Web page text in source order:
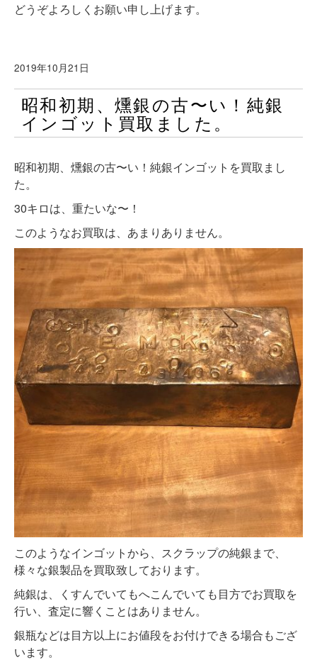
どうぞよろしくお願い申し上げます。
2019年10月21日
昭和初期、燻銀の古〜い！純銀
インゴット買取ました。
昭和初期、燻銀の古〜い！純銀インゴットを買取まし
た。
30キロは、重たいな〜！
このようなお買取は、あまりありません。
このようなインゴットから、スクラップの純銀まで、
様々な銀製品を買取致しております。
純銀は、くすんでいてもへこんでいても目方でお買取を
行い、査定に響くことはありません。
銀瓶などは目方以上にお値段をお付けできる場合もござ
います。